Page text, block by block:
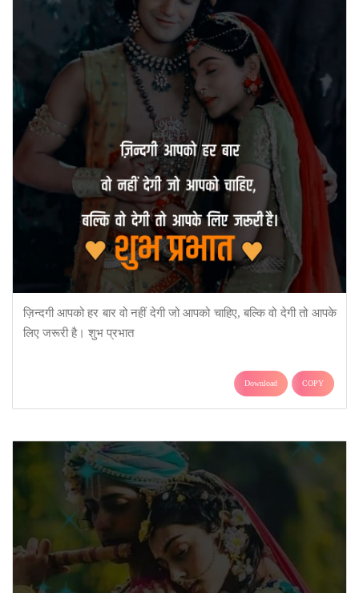
ज़िन्दगी आपको हर बार वो नहीं देगी जो आपको चाहिए, बल्कि वो देगी तो आपके
लिए जरूरी है। शुभ प्रभात
Download COPY